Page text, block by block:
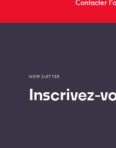
Contacter
Inscrivez-
NEWSLETTER